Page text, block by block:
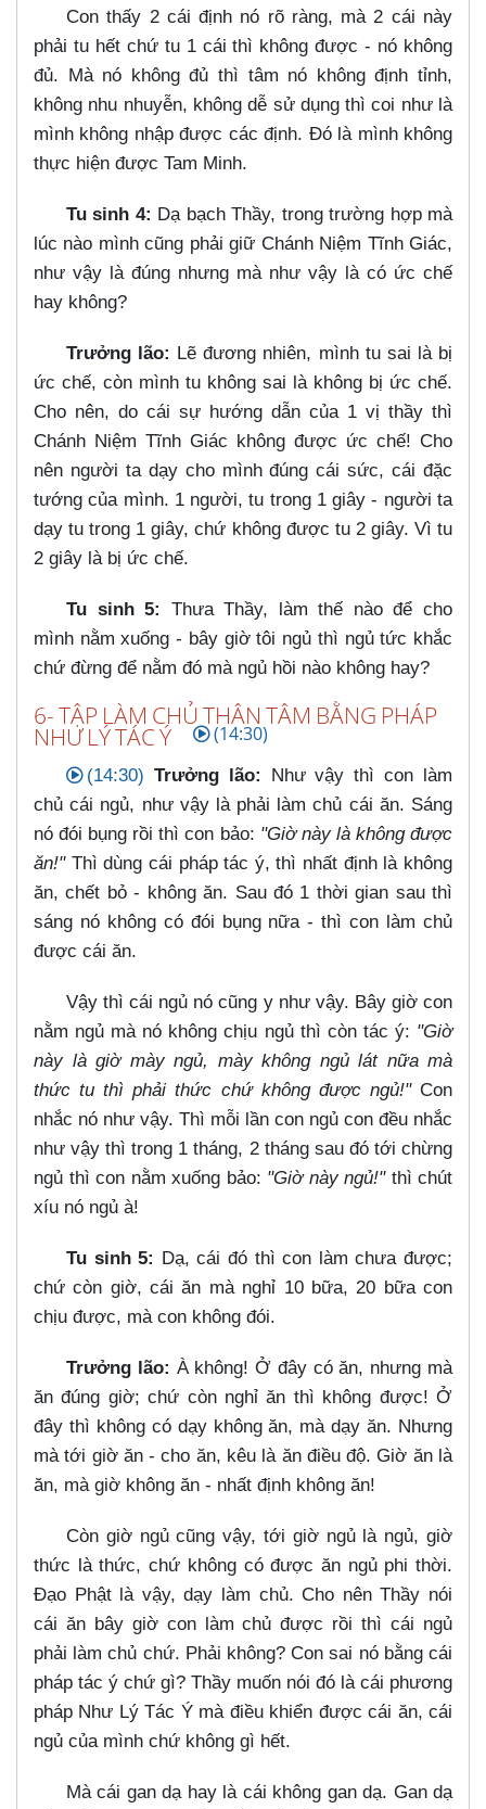
Con thấy 2 cái định nó rõ ràng, mà 2 cái này
phải tu hết chứ tu 1 cái thì không được - nó không
đủ. Mà nó không đủ thì tâm nó không định tỉnh,
không nhu nhuyễn, không dễ sử dụng thì coi như là
mình không nhập được các định. Đó là mình không
thực hiện được Tam Minh.
Tu sinh 4: Dạ bạch Thầy, trong trường hợp mà
lúc nào mình cũng phải giữ Chánh Niệm Tĩnh Giác,
như vậy là đúng nhưng mà như vậy là có ức chế
hay không?
Trưởng lão: Lẽ đương nhiên, mình tu sai là bị
ức chế, còn mình tu không sai là không bị ức chế.
Cho nên, do cái sự hướng dẫn của 1 vị thầy thì
Chánh Niệm Tĩnh Giác không được ức chế! Cho
nên người ta dạy cho mình đúng cái sức, cái đặc
tướng của mình. 1 người, tu trong 1 giây - người ta
dạy tu trong 1 giây, chứ không được tu 2 giây. Vì tu
2 giây là bị ức chế.
Tu sinh 5:
Thưa Thầy, làm thế nào để cho
mình nằm xuống - bây giờ tôi ngủ thì ngủ tức khắc
chứ đừng để nằm đó mà ngủ hồi nào không hay?
6- TẬP LÀM CHỦ THÂN TÂM BẰNG PHÁP
NHƯ LÝ TÁC Ý (14:30)
(14:30) Trưởng lão: Như vậy thì con làm
chủ cái ngủ, như vậy là phải làm chủ cái ăn. Sáng
nó đói bụng rồi thì con bảo: "Giờ này là không được
ăn!"Thì dùng cái pháp tác ý, thì nhất định là không
ăn, chết bỏ - không ăn. Sau đó 1 thời gian sau thì
sáng nó không có đói bụng nữa - thì con làm chủ
được cái ăn.
Vậy thì cái ngủ nó cũng y như vậy. Bây giờ con
nằm ngủ mà nó không chịu ngủ thì còn tác ý: "Giờ
này là giờ mày ngủ, mày không ngủ lát nữa mà
thức tu thì phải thức chứ không được ngủ!"Con
nhắc nó như vậy. Thì mỗi lần con ngủ con đều nhắc
như vậy thì trong 1 tháng, 2 tháng sau đó tới chừng
ngủ thì con nằm xuống bảo: "Giờ này ngủ!"thì chút
xíu nó ngủ à!
Tu sinh 5: Dạ, cái đó thì con làm chưa được;
chứ còn giờ, cái ăn mà nghỉ 10 bữa, 20 bữa con
chịu được, mà con không đói.
Trưởng lão: À không! Ở đây có ăn, nhưng mà
ăn đúng giờ; chứ còn nghỉ ăn thì không được! Ở
đây thì không có dạy không ăn, mà dạy ăn. Nhưng
mà tới giờ ăn - cho ăn, kêu là ăn điều độ. Giờ ăn là
ăn, mà giờ không ăn - nhất định không ăn!
Còn giờ ngủ cũng vậy, tới giờ ngủ là ngủ, giờ
thức là thức, chứ không có được ăn ngủ phi thời.
Đạo Phật là vậy, dạy làm chủ. Cho nên Thầy nói
cái ăn bây giờ con làm chủ được rồi thì cái ngủ
phải làm chủ chứ. Phải không? Con sai nó bằng cái
pháp tác ý chứ gì? Thầy muốn nói đó là cái phương
pháp Như Lý Tác Ý mà điều khiển được cái ăn, cái
ngủ của mình chứ không gì hết.
Mà cái gan dạ hay là cái không gan dạ. Gan dạ